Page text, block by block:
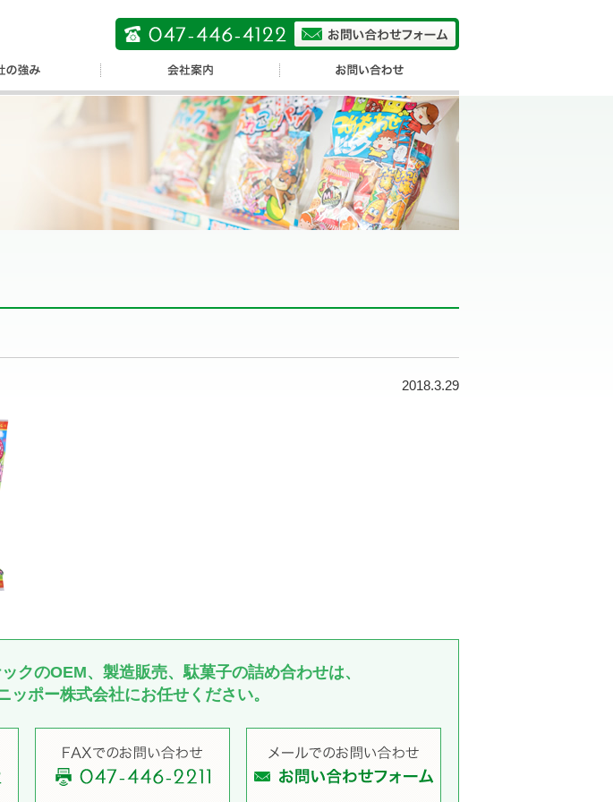
2018.3.29
クのOEM、製造販売、駄菓子の詰め合わせは、
ッポー株式会社にお任せください。